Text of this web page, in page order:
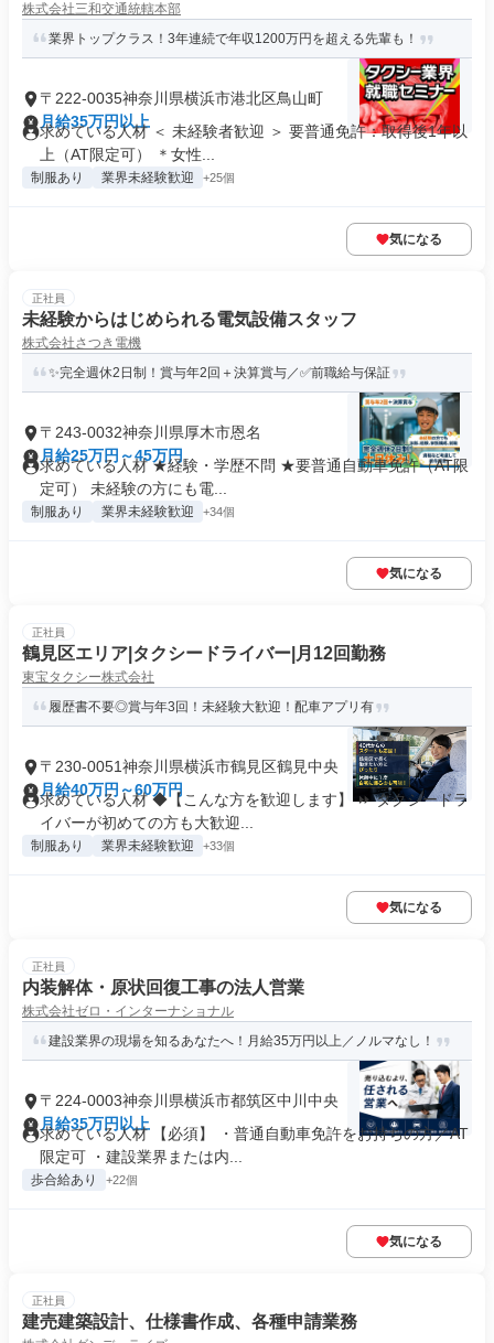
株式会社三和交通統轄本部
業界トップクラス！3年連続で年収1200万円を超える先輩も！
〒222-0035神奈川県横浜市港北区鳥山町
月給35万円以上
求めている人材 ＜ 未経験者歓迎 ＞ 要普通免許：取得後1年以
上（AT限定可） ＊女性...
制服あり 業界未経験歓迎 +25個
気になる
正社員
未経験からはじめられる電気設備スタッフ
株式会社さつき電機
✨完全週休2日制！賞与年2回＋決算賞与／✅前職給与保証
〒243-0032神奈川県厚木市恩名
月給25万円～45万円
求めている人材 ★経験・学歴不問 ★要普通自動車免許（AT限
定可） 未経験の方にも電...
制服あり 業界未経験歓迎 +34個
気になる
正社員
鶴見区エリア|タクシードライバー|月12回勤務
東宝タクシー株式会社
履歴書不要◎賞与年3回！未経験大歓迎！配車アプリ有
〒230-0051神奈川県横浜市鶴見区鶴見中央
月給40万円～60万円
求めている人材 ◆【こんな方を歓迎します】 ⏩ タクシードラ
イバーが初めての方も大歓迎...
制服あり 業界未経験歓迎 +33個
気になる
正社員
内装解体・原状回復工事の法人営業
株式会社ゼロ・インターナショナル
建設業界の現場を知るあなたへ！月給35万円以上／ノルマなし！
〒224-0003神奈川県横浜市都筑区中川中央
月給35万円以上
求めている人材 【必須】 ・普通自動車免許をお持ちの方／AT
限定可 ・建設業界または内...
歩合給あり +22個
気になる
正社員
建売建築設計、仕様書作成、各種申請業務